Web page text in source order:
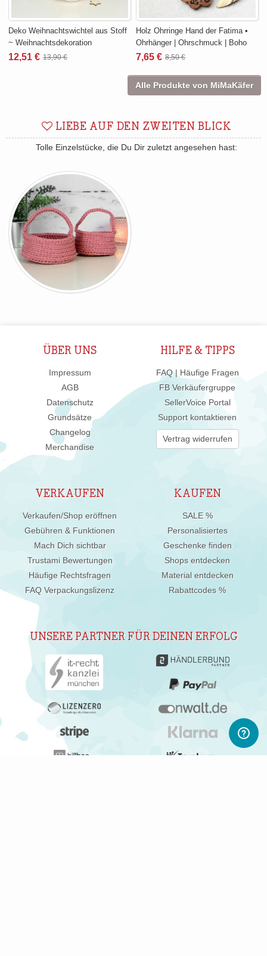
Deko Weihnachtswichtel aus Stoff
~ Weihnachtsdekoration
12,51 € 13,90 €
Holz Ohrringe Hand der Fatima •
Ohrhänger | Ohrschmuck | Boho
7,65 € 8,50 €
Alle Produkte von MiMaKäfer
LIEBE AUF DEN ZWEITEN BLICK
Tolle Einzelstücke, die Du Dir zuletzt angesehen hast:
ÜBER UNS
Impressum
AGB
Datenschutz
Grundsätze
Changelog
Merchandise
HILFE & TIPPS
FAQ | Häufige Fragen
FB Verkäufergruppe
SellerVoice Portal
Support kontaktieren
Vertrag widerrufen
VERKAUFEN
Verkaufen/Shop eröffnen
Gebühren & Funktionen
Mach Dich sichtbar
Trustami Bewertungen
Häufige Rechtsfragen
FAQ Verpackungslizenz
KAUFEN
SALE %
Personalisiertes
Geschenke finden
Shops entdecken
Material entdecken
Rabattcodes %
UNSERE PARTNER FÜR DEINEN ERFOLG